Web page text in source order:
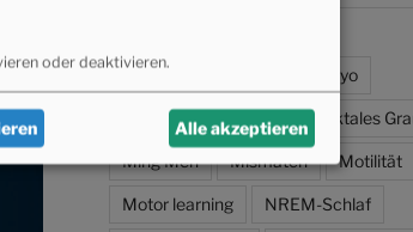
Kraniosakrales System kyo
Mesenzephales Periaquäduktales
Ming Men Mismatch Motilität
Motor learning NREM-Schlaf
oder deaktivieren.
Alle akzeptieren